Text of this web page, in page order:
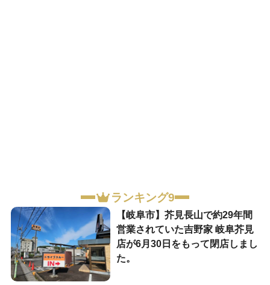
ランキング9
【岐阜市】芥見長山で約29年間
営業されていた吉野家 岐阜芥見
店が6月30日をもって閉店しまし
た。